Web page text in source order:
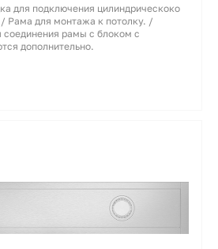
для подключения цилиндрическоко
Рама для монтажа к потолку. /
соединения рамы с блоком с
дополнительно.